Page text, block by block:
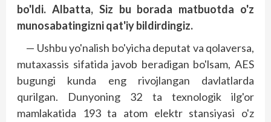
bo'ldi. Albatta, Siz bu borada matbuotda o'z
munosabatingizni qat'iy bildirdingiz.
— Ushbu yo'nalish bo'yicha deputat va qolaversa,
mutaxassis sifatida javob beradigan bo'lsam, AES
bugungi kunda eng rivojlangan davlatlarda
qurilgan. Dunyoning 32 ta texnologik ilg'or
mamlakatida 193 ta atom elektr stansiyasi o'z